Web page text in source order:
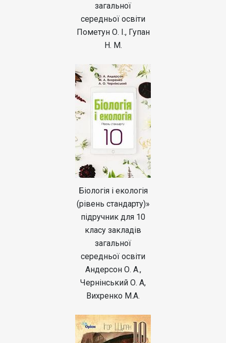
загальної
середньої освіти
Пометун О. І., Гупан
Н. М.
Біологія і екологія
(рівень стандарту)»
підручник для 10
класу закладів
загальної
середньої освіти
Андерсон О. А.,
Чернінський О. А,
Вихренко М.А.